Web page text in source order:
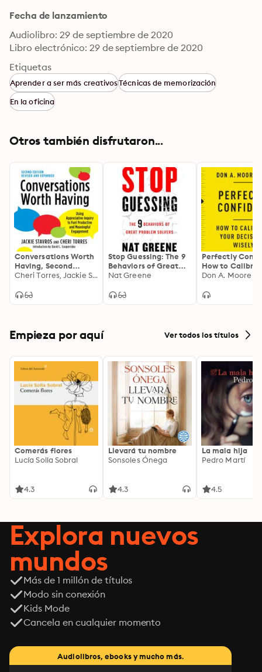
Fecha de lanzamiento
Audiolibro: 29 de septiembre de 2020
Libro electrónico: 29 de septiembre de 2020
Etiquetas
Aprender a ser más creativosTécnicas de memorización
En la oficina
Otros también disfrutaron...
Conversations Worth
Having, Second
Edition: Using
to Fuel Productive
Cheri Torres, Jackie Stavros
Stop Guessing: The 9
Behaviors of Great
Problem Solvers
Nat Greene
Perfectly
How to
Your Decisions
Don A. Moore
Empieza por aquí Ver todos los títulos
Comerás flores
Lucía Solla Sobral
4.3
Llevará tu nombre
Sonsoles Ónega
4.3
La mala hija
Pedro Martí
4.5
Explora nuevos
mundos
Más de 1 millón de títulos
Modo sin conexión
Kids Mode
Cancela en cualquier momento
Audiolibros, ebooks y mucho más.